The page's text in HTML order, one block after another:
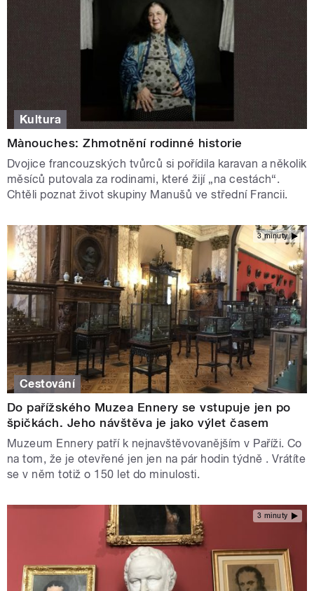
Kultura
Mànouches: Zhmotnění rodinné historie
Dvojice francouzských tvůrců si pořídila karavan a několik
měsíců putovala za rodinami, které žijí „na cestách“.
Chtěli poznat život skupiny Manušů ve střední Francii.
3 minuty
Cestování
Do pařížského Muzea Ennery se vstupuje jen po
špičkách. Jeho návštěva je jako výlet časem
Muzeum Ennery patří k nejnavštěvovanějším v Paříži. Co
na tom, že je otevřené jen jen na pár hodin týdně . Vrátíte
se v něm totiž o 150 let do minulosti.
3 minuty